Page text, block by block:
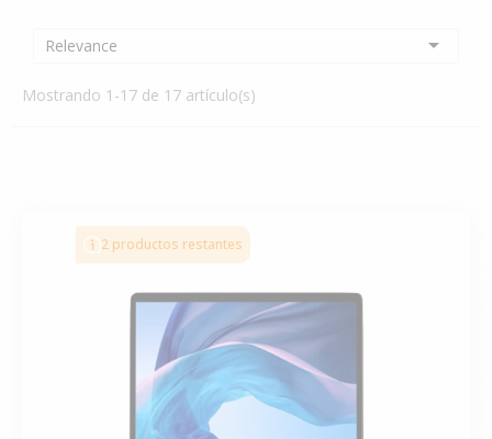
Relevance 
Mostrando 1-17 de 17 artículo(s)
2 productos restantes